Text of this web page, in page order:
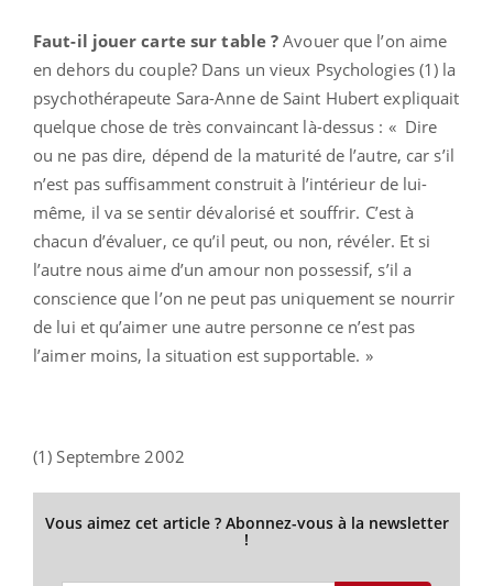
Faut-il jouer carte sur table ?Avouer que l’on aime
en dehors du couple? Dans un vieux Psychologies (1) la
psychothérapeute Sara-Anne de Saint Hubert expliquait
quelque chose de très convaincant là-dessus : « Dire
ou ne pas dire, dépend de la maturité de l’autre, car s’il
n’est pas suffisamment construit à l’intérieur de lui-
même, il va se sentir dévalorisé et souffrir. C’est à
chacun d’évaluer, ce qu’il peut, ou non, révéler. Et si
l’autre nous aime d’un amour non possessif, s’il a
conscience que l’on ne peut pas uniquement se nourrir
de lui et qu’aimer une autre personne ce n’est pas
l’aimer moins, la situation est supportable. »
(1) Septembre 2002
Vous aimez cet article ? Abonnez-vous à la newsletter
!